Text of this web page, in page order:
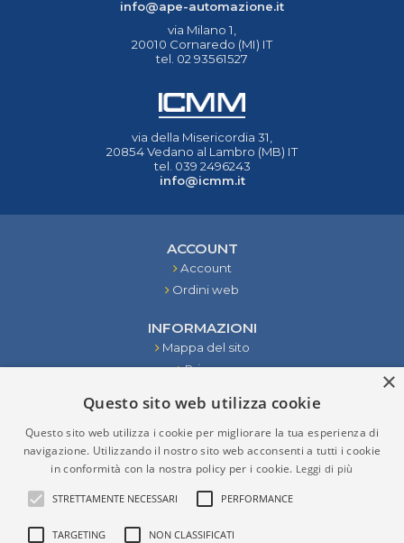
info@ape-automazione.it
via Milano 1,
20010 Cornaredo (MI) IT
tel. 02 93561527
via della Misericordia 31,
20854 Vedano al Lambro (MB) IT
tel. 039 2496243
info@icmm.it
ACCOUNT
Account
Ordini web
INFORMAZIONI
Mappa del sito
Privacy
Contattaci
STRUMENTI
RISULTATI DELLA RICERCA
×
Questo sito web utilizza cookie
Questo sito web utilizza i cookie per migliorare la tua esperienza di
navigazione. Utilizzando il nostro sito web acconsenti a tutti i cookie
in conformità con la nostra policy per i cookie. Leggi di più
STRETTAMENTE NECESSARI PERFORMANCE
TARGETING NON CLASSIFICATI